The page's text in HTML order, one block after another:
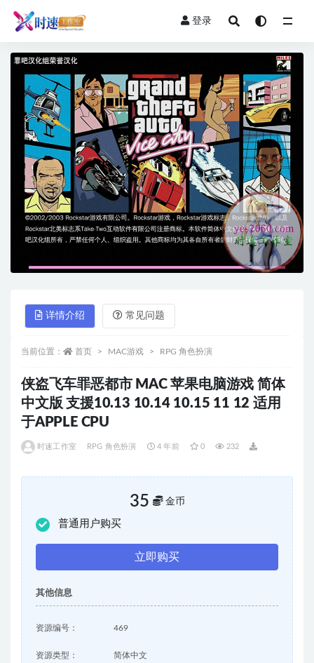
登录
详情介绍 常见问题
当前位置： 首页 MAC游戏 RPG 角色扮演
侠盗飞车罪恶都市 MAC 苹果电脑游戏 简体
中文版 支援10.13 10.14 10.15 11 12 适用
于APPLE CPU
时速工作室 RPG 角色扮演 4 年前 0 232
35 金币
普通用户购买
立即购买
其他信息
资源编号： 469
资源类型： 简体中文